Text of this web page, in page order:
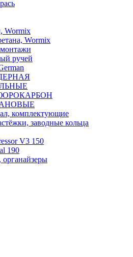
Wormix
Wormix
ручей
комплектующие
заводные кольца
V3 150
190